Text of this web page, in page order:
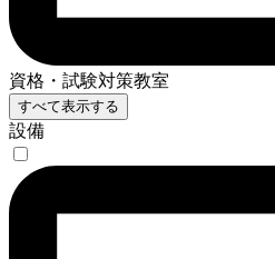
資格・試験対策教室
すべて表示する
設備